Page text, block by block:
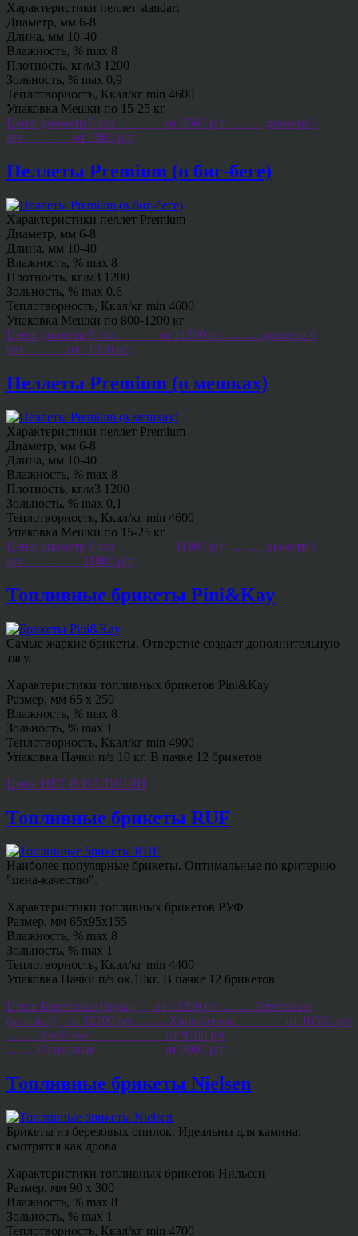
Характеристики пеллет standart
Диаметр, мм 6-8
Длина, мм 10-40
Влажность, % max 8
Плотность, кг/м3 1200
Зольность, % max 0,9
Теплотворность, Ккал/кг min 4600
Упаковка Мешки по 15-25 кг
Цена: диаметр 8 мм________от 9500 р/т ...........диаметр 6
мм________от 9500 р/т
Пеллеты Premium (в биг-беге)
Характеристики пеллет Premium
Диаметр, мм 6-8
Длина, мм 10-40
Влажность, % max 8
Плотность, кг/м3 1200
Зольность, % max 0,6
Теплотворность, Ккал/кг min 4600
Упаковка Мешки по 800-1200 кг
Цена: диаметр 8 мм_______от 11300 р/т ...........диаметр 6
мм_______от 11300 р/т
Пеллеты Premium (в мешках)
Характеристики пеллет Premium
Диаметр, мм 6-8
Длина, мм 10-40
Влажность, % max 8
Плотность, кг/м3 1200
Зольность, % max 0,1
Теплотворность, Ккал/кг min 4600
Упаковка Мешки по 15-25 кг
Цена: диаметр 8 мм_________ 11800 р/т ...........диаметр 6
мм_________ 11800 р/т
Топливные брикеты Pini&Kay
Самые жаркие брикеты. Отверстие создает дополнительную
тягу.
Характеристики топливных брикетов Pini&Kay
Размер, мм 65 х 250
Влажность, % max 8
Зольность, % max 1
Теплотворность, Ккал/кг min 4900
Упаковка Пачки п/э 10 кг. В пачке 12 брикетов
Цена: НЕТ В НАЛИЧИИ
Топливные брикеты RUF
Наиболее популярные брикеты. Оптимальные по критерию
"цена-качество".
Характеристики топливных брикетов РУФ
Размер, мм 65х95х155
Влажность, % max 8
Зольность, % max 1
Теплотворность, Ккал/кг min 4400
Упаковка Пачки п/э ок.10кг. В пачке 12 брикетов
Цена: Березовые (мука)___от 12200 р/т ..........Березовые
(опилки)__от 12200 р/т ..........Хвоя-береза________от 10500 р/т
..........Хвойные____________от 9500 р/т
..........Осиновые___________от 9000 р/т
Топливные брикеты Nielsen
Брикеты из березовых опилок. Идеальны для камина:
смотрятся как дрова
Характеристики топливных брикетов Нильсен
Размер, мм 90 х 300
Влажность, % max 8
Зольность, % max 1
Теплотворность, Ккал/кг min 4700